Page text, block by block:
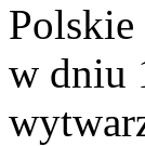
w dniu